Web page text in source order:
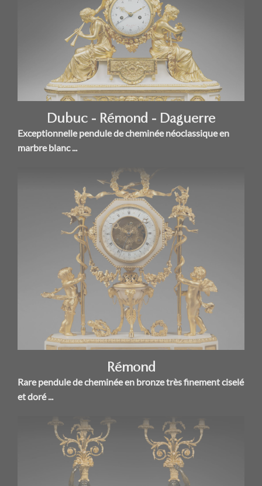
Dubuc - Rémond - Daguerre
Exceptionnelle pendule de cheminée néoclassique en
marbre blanc ...
Rémond
Rare pendule de cheminée en bronze très finement ciselé
et doré ...